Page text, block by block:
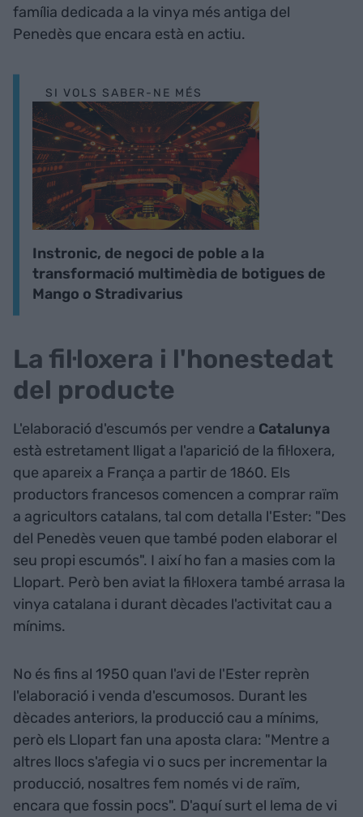
família dedicada a la vinya més antiga del
Penedès que encara està en actiu.
SI VOLS SABER-NE MÉS
Instronic, de negoci de poble a la
transformació multimèdia de botigues de
Mango o Stradivarius
La fil·loxera i l'honestedat
del producte
L'elaboració d'escumós per vendre a Catalunya
està estretament lligat a l'aparició de la fil·loxera,
que apareix a França a partir de 1860. Els
productors francesos comencen a comprar raïm
a agricultors catalans, tal com detalla l'Ester: "Des
del Penedès veuen que també poden elaborar el
seu propi escumós". I així ho fan a masies com la
Llopart. Però ben aviat la fil·loxera també arrasa la
vinya catalana i durant dècades l'activitat cau a
mínims.
No és fins al 1950 quan l'avi de l'Ester reprèn
l'elaboració i venda d'escumosos. Durant les
dècades anteriors, la producció cau a mínims,
però els Llopart fan una aposta clara: "Mentre a
altres llocs s'afegia vi o sucs per incrementar la
producció, nosaltres fem només vi de raïm,
encara que fossin pocs". D'aquí surt el lema de vi